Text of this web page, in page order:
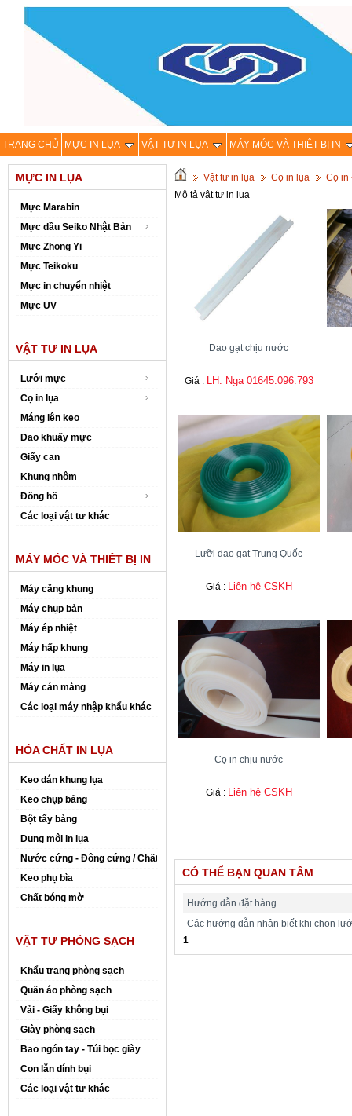
TRANG CHỦ MỰC IN LỤA VẬT TƯ IN LỤA MÁY MÓC VÀ THIÊT BỊ IN
MỰC IN LỤA
Mực Marabin
Mực dầu Seiko Nhật Bản
Mực Zhong Yi
Mực Teikoku
Mực in chuyển nhiệt
Mực UV
VẬT TƯ IN LỤA
Lưới mực
Cọ in lụa
Máng lên keo
Dao khuấy mực
Giấy can
Khung nhôm
Đồng hồ
Các loại vật tư khác
MÁY MÓC VÀ THIÊT BỊ IN
Máy căng khung
Máy chụp bản
Máy ép nhiệt
Máy hấp khung
Máy in lụa
Máy cán màng
Các loại máy nhập khẩu khác
HÓA CHẤT IN LỤA
Keo dán khung lụa
Keo chụp bảng
Bột tẩy bảng
Dung môi in lụa
Nước cứng - Đông cứng / Chất đóng rắn
Keo phụ bìa
Chất bóng mờ
VẬT TƯ PHÒNG SẠCH
Khẩu trang phòng sạch
Quần áo phòng sạch
Vải - Giấy không bụi
Giày phòng sạch
Bao ngón tay - Túi bọc giày
Con lăn dính bụi
Các loại vật tư khác
Vật tư in lụa Cọ in lụa
Cọ in
Mô tả vật tư in lụa
Dao gạt chịu nước
Giá : LH: Nga 01645.096.793
Lưỡi dao gạt Trung Quốc
Giá : Liên hệ CSKH
Cọ in chịu nước
Giá : Liên hệ CSKH
CÓ THỂ BẠN QUAN TÂM
Hướng dẫn đặt hàng
Các hướng dẫn nhận biết khi chọn
1